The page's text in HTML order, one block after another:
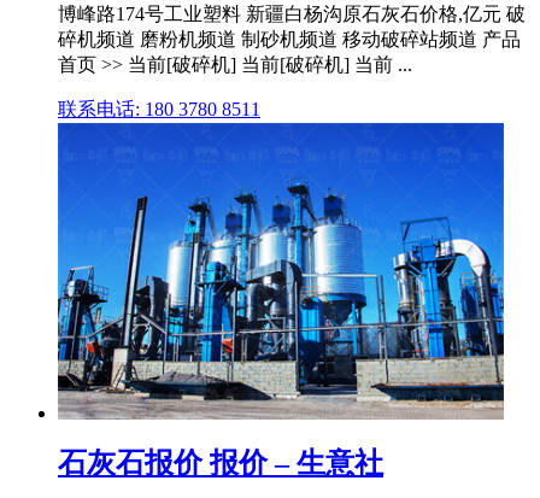
博峰路174号工业塑料 新疆白杨沟原石灰石价格,亿元 破
碎机频道 磨粉机频道 制砂机频道 移动破碎站频道 产品
首页 >> 当前[破碎机] 当前[破碎机] 当前 ...
联系电话: 180 3780 8511
石灰石报价 报价 – 生意社